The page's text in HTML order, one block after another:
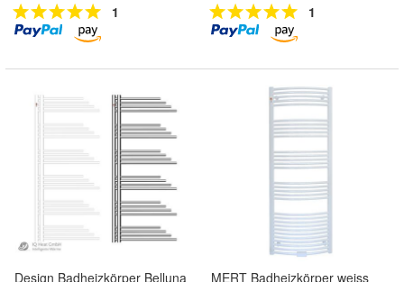
1 1
Design Badheizkörper Belluna
MERT Badheizkörper weiss